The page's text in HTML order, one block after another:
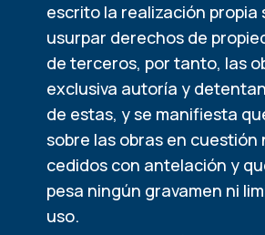
escrito la realización propia
usurpar derechos de
de terceros, por tanto, las
exclusiva autoría y
de estas, y se manifiesta
sobre las obras en cuestión
cedidos con antelación y
pesa ningún gravamen ni
uso.